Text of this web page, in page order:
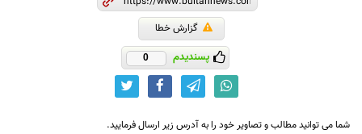
گزارش خطا
پسندیدم 0
شما می توانید مطالب و تصاویر خود را به آدرس زیر ارسال فرمایید.